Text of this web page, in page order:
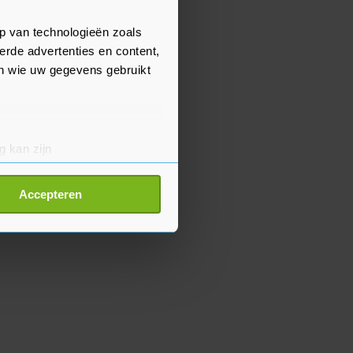
van technologieën zoals
advertenties en content,
wie uw gegevens gebruikt
kan zijn
detailgedeelte
Accepteren